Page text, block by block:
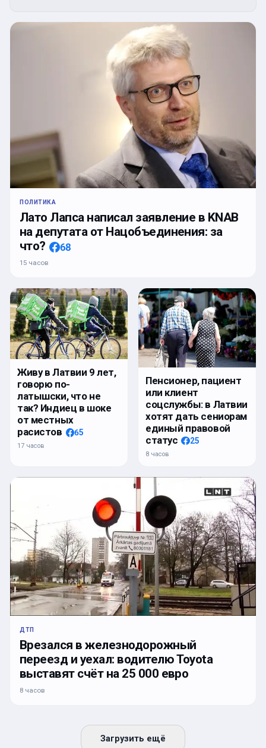
ПОЛИТИКА
Лато Лапса написал заявление в KNAB
на депутата от Нацобъединения: за
что?
68
15 часов
Живу в Латвии 9 лет,
говорю по-
латышски, что не
так? Индиец в шоке
от местных
расистов
65
17 часов
Пенсионер, пациент
или клиент
соцслужбы: в Латвии
хотят дать сениорам
единый правовой
статус
25
8 часов
ДТП
Врезался в железнодорожный
переезд и уехал: водителю Toyota
выставят счёт на 25 000 евро
8 часов
Загрузить ещё